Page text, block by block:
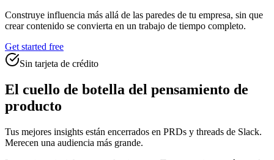
Construye influencia más allá de las paredes de tu empresa, sin que
crear contenido se convierta en un trabajo de tiempo completo.
Get started free
Sin tarjeta de crédito
El cuello de botella del pensamiento de
producto
Tus mejores insights están encerrados en PRDs y threads de Slack.
Merecen una audiencia más grande.